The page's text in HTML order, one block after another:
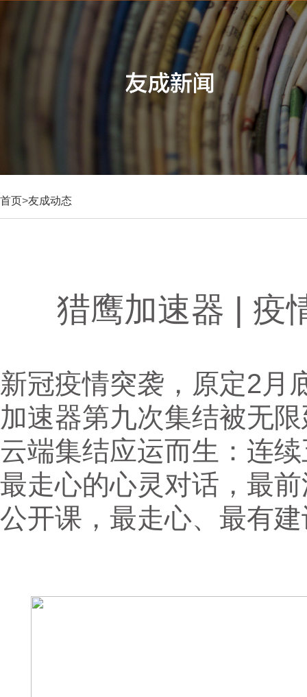
首页>友成动态
猎鹰加速器 | 疫
新冠疫情突袭，原定2月
加速器第九次集结被无
云端集结应运而生：连
最走心的心灵对话，最前
公开课，最走心、最有